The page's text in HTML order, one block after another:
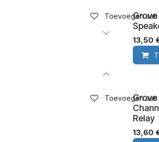
13,50
Toevoegen aan
Relay
13,60
Toevoegen aan